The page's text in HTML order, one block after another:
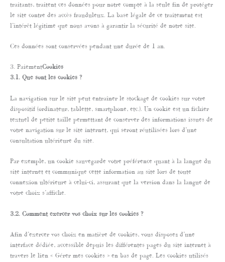
traitants, traitent ces données pour notre compte à la seule fin de protéger
le site contre des accès frauduleux. La base légale de ce traitement est
l’intérêt légitime que nous avons à garantir la sécurité de notre site.
Ces données sont conservées pendant une durée de 1 an.
3. PaiementCookies
3.1. Que sont les cookies ?
La navigation sur le site peut entraîner le stockage de cookies sur votre
dispositif (ordinateur, tablette, smartphone, etc.). Un cookie est un fichier
textuel de petite taille permettant de conserver des informations issues de
votre navigation sur le site internet, qui seront réutilisées lors d’une
consultation ultérieure du site.
Par exemple, un cookie sauvegarde votre préférence quant à la langue du
site internet et communique cette information au site lors de toute
connexion ultérieure à celui-ci, assurant que la version dans la langue de
votre choix s’affiche.
3.2. Comment exercer vos choix sur les cookies ?
Afin d’exercer vos choix en matière de cookies, vous disposez d’une
interface dédiée, accessible depuis les différentes pages du site internet à
travers le lien « Gérer mes cookies » en bas de page. Les cookies utilisés